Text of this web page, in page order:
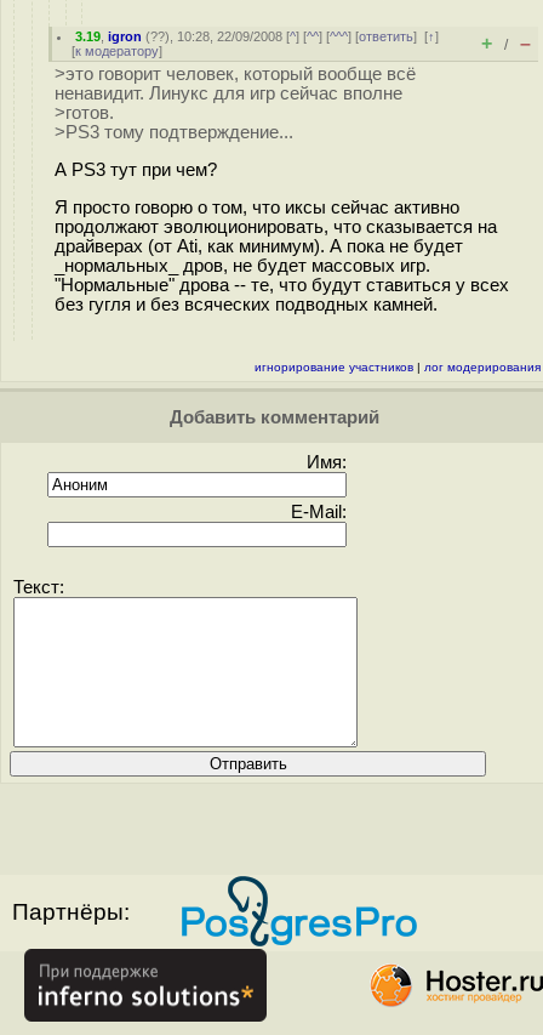
3.19 ,igron (??), 10:28, 22/09/2008 [^] [^^] [^^^] [ответить][↑]
[к модератору] + / –
>это говорит человек, который вообще всё
ненавидит. Линукс для игр сейчас вполне
>готов.
>PS3 тому подтверждение...
А PS3 тут при чем?
Я просто говорю о том, что иксы сейчас активно
продолжают эволюционировать, что сказывается на
драйверах (от Ati, как минимум). А пока не будет
_нормальных_ дров, не будет массовых игр.
"Нормальные" дрова -- те, что будут ставиться у всех
без гугля и без всяческих подводных камней.
игнорирование участников | лог модерирования
Добавить комментарий
Имя:
E-Mail:
Текст:
Партнёры: